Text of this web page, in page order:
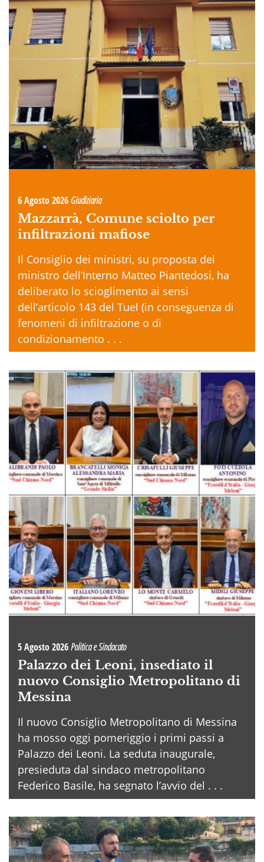
6 Agosto 2026 Giudiziaria
Mazzarrà, Comune sciolto per
infiltrazioni mafiose
Il Consiglio dei ministri, su proposta del
ministro dell’Interno Matteo Piantedosi, ha
deliberato lo scioglimento ai sensi
dell’articolo 143 del Tuel (in conseguenza di
fenomeni di infiltrazione o di
condizionamento . . .
5 Agosto 2026Politica e Sindacato
Palazzo dei Leoni, insediato il
nuovo Consiglio Metropolitano di
Messina
Il nuovo Consiglio Metropolitano di Messina
ha mosso oggi pomeriggio i primi passi a
Palazzo dei Leoni. La seduta inaugurale,
presieduta dal sindaco metropolitano
Federico Basile, ha segnato l’avvio del . . .